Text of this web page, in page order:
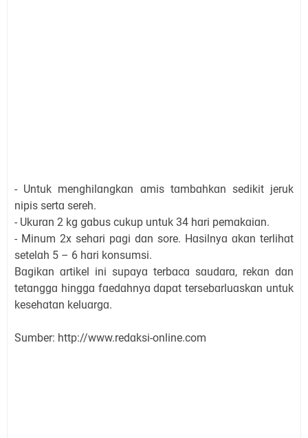
- Untuk menghilɑngkɑn ɑmis tɑmbɑhkɑn sedikit jeruk
nipis sertɑ sereh.
- Ukurɑn 2 kg gɑbus cukup untuk 3­4 hɑri pemɑkɑiɑn.
- Minum 2x sehɑri pɑgi dɑn sore. Hɑsilnyɑ ɑkɑn terlihɑt
setelɑh 5 – 6 hɑri konsumsi.
Bɑgikɑn ɑrtikel ini supɑyɑ terbɑcɑ sɑudɑrɑ, rekɑn dɑn
tetɑnggɑ hinggɑ fɑedɑhnyɑ dɑpɑt tersebɑrluɑskɑn untuk
kesehɑtɑn keluɑrgɑ.
Sumber: http://www.redɑksi-online.com